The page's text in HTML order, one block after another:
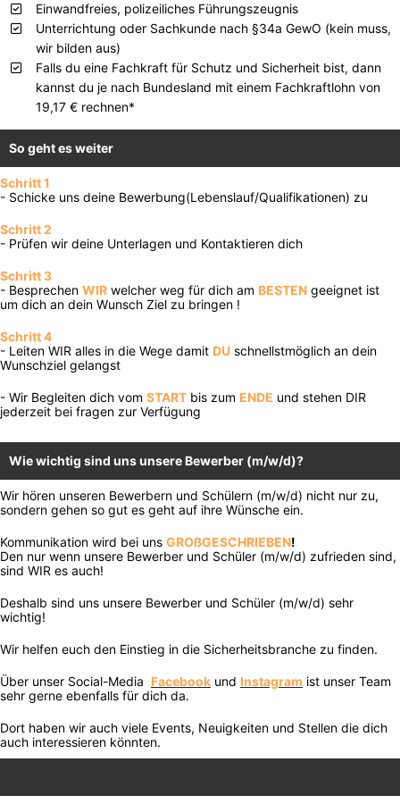
Einwandfreies, polizeiliches Führungszeugnis
Unterrichtung oder Sachkunde nach §34a GewO (kein muss,
wir bilden aus)
Falls du eine Fachkraft für Schutz und Sicherheit bist, dann
kannst du je nach Bundesland mit einem Fachkraftlohn von
19,17 € rechnen*
So geht es weiter
Schritt 1
- Schicke uns deine Bewerbung(Lebenslauf/Qualifikationen) zu
Schritt 2
- Prüfen wir deine Unterlagen und Kontaktieren dich
Schritt 3
- Besprechen WIR welcher weg für dich am BESTEN geeignet ist
um dich an dein Wunsch Ziel zu bringen !
Schritt 4
- Leiten WIR alles in die Wege damit DU schnellstmöglich an dein
Wunschziel gelangst
- Wir Begleiten dich vom START bis zum ENDE und stehen DIR
jederzeit bei fragen zur Verfügung
Wie wichtig sind uns unsere Bewerber (m/w/d)?
Wir hören unseren Bewerbern und Schülern (m/w/d) nicht nur zu,
sondern gehen so gut es geht auf ihre Wünsche ein.
Kommunikation wird bei uns GROßGESCHRIEBEN!
Den nur wenn unsere Bewerber und Schüler (m/w/d) zufrieden sind,
sind WIR es auch!
Deshalb sind uns unsere Bewerber und Schüler (m/w/d) sehr
wichtig!
Wir helfen euch den Einstieg in die Sicherheitsbranche zu finden.
Über unser Social-Media Facebook und Instagram ist unser Team
sehr gerne ebenfalls für dich da.
Dort haben wir auch viele Events, Neuigkeiten und Stellen die dich
auch interessieren könnten.